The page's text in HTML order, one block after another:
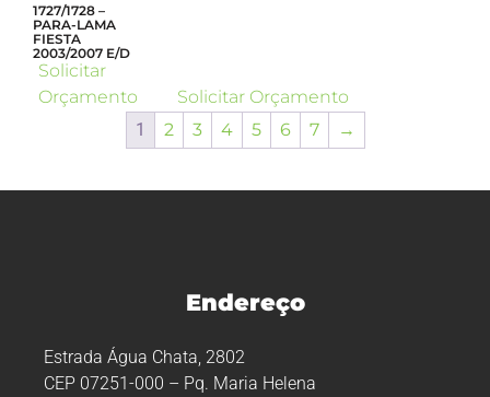
1727/1728 –
PARA-LAMA
FIESTA
2003/2007 E/D
Solicitar
Orçamento
Solicitar Orçamento
1
2 3 4 5 6 7 →
Endereço
Estrada Água Chata, 2802
CEP 07251-000 – Pq. Maria Helena